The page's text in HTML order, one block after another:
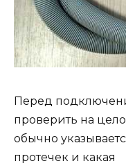
Перед
проверить на
обычно
протечек и какая